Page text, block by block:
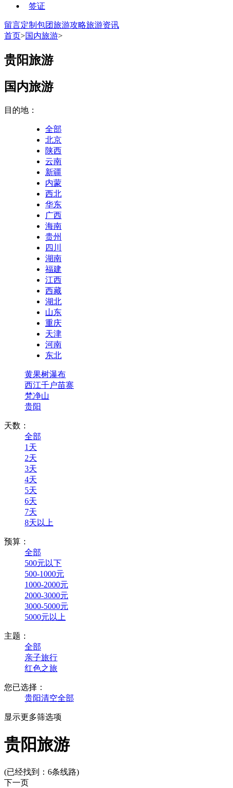
签证
留言定制包团旅游攻略旅游资讯
首页>国内旅游>
贵阳旅游
国内旅游
目的地：
全部
北京
陕西
云南
新疆
内蒙
西北
华东
广西
海南
贵州
四川
湖南
福建
江西
西藏
湖北
山东
重庆
天津
河南
东北
黄果树瀑布
西江千户苗寨
梵净山
贵阳
天数：
全部
1天
2天
3天
4天
5天
6天
7天
8天以上
预算：
全部
500元以下
500-1000元
1000-2000元
2000-3000元
3000-5000元
5000元以上
主题：
全部
亲子旅行
红色之旅
您已选择：
贵阳清空全部
显示更多筛选项
贵阳旅游
(已经找到： 6条线路)
下一页